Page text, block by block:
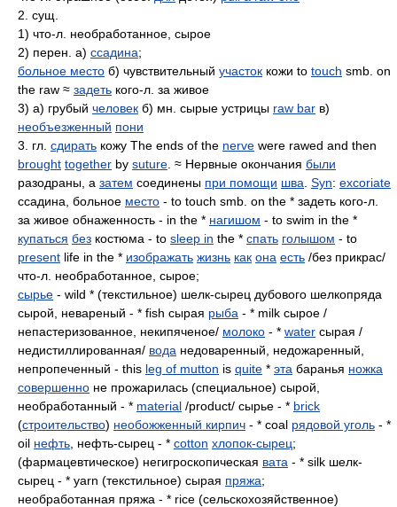
2. сущ.
1) что-л. необработанное, сырое
2) перен. а) ссадина;
больное место б) чувствительный участок кожи to touch smb. on
the raw ≈ задеть кого-л. за живое
3) а) грубый человек б) мн. сырые устрицы raw bar в)
необъезженный пони
3. гл. сдирать кожу The ends of the nerve were rawed and then
brought together by suture . ≈ Нервные окончания были
разодраны, а затем соединены при помощи шва Syn: excoriate
ссадина, больное место - to touch smb. on the * задеть кого-л.
за живое обнаженность - in the * нагишом - to swim in the *
купаться без костюма - to sleep in the * спать голышом - to
present life in the * изображать жизнь как она есть /без прикрас/
что-л. необработанное, сырое;
сырье - wild * (текстильное) шелк-сырец дубового шелкопряда
сырой, невареный - * fish сырая рыба - * milk сырое /
непастеризованное, некипяченое/ молоко - * water сырая /
недистиллированная/ вода недоваренный, недожаренный,
непропеченный - this leg of mutton is quite * эта баранья ножка
совершенно не прожарилась (специальное) сырой,
необработанный - * material /product/ сырье - * brick
(строительство) необожженный кирпич - * coal рядовой уголь - *
oil нефть , нефть-сырец - * cotton хлопок-сырец;
(фармацевтическое) негигроскопическая вата - * silk шелк-
сырец - * yarn (текстильное) сырая пряжа;
необработанная пряжа - * rice (сельскохозяйственное)